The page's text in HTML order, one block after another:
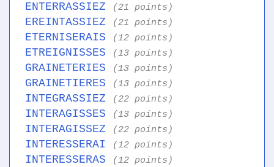
ENTERRASSIEZ (21 points)
EREINTASSIEZ (21 points)
ETERNISERAIS (12 points)
ETREIGNISSES (13 points)
GRAINETERIES (13 points)
GRAINETIERES (13 points)
INTEGRASSIEZ (22 points)
INTERAGISSES (13 points)
INTERAGISSEZ (22 points)
INTERESSERAI (12 points)
INTERESSERAS (12 points)